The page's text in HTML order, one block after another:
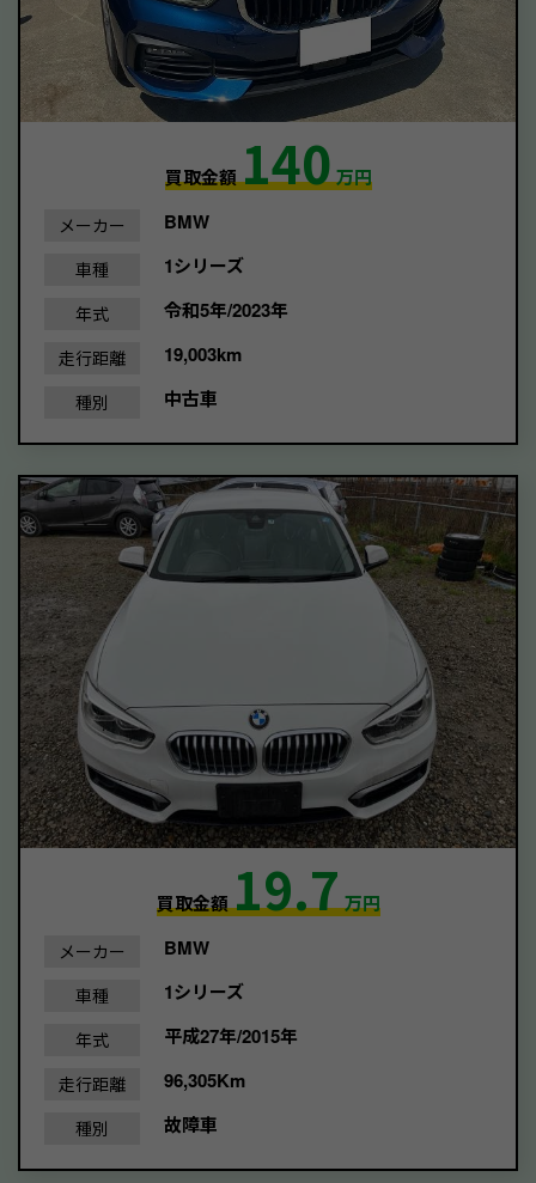
買取金額140万円
メーカー BMW
車種 1シリーズ
年式 令和5年/2023年
走行距離 19,003km
種別 中古車
買取金額19.7万円
メーカー BMW
車種 1シリーズ
年式 平成27年/2015年
走行距離 96,305Km
種別 故障車